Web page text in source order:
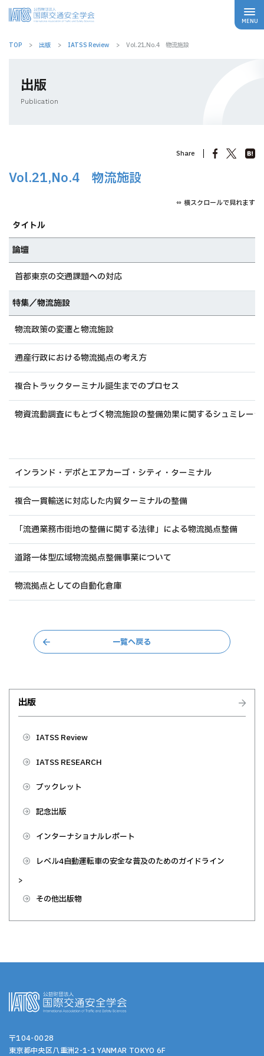
TOP 出版 IATSS Review Vol.21,No.4 物流施設
出版
Publication
出版
IATSS Review
IATSS RESEARCH
ブックレット
記念出版
インターナショナルレポート
レベル4自動運転車の安全な普及のためのガイドライン
>
その他出版物
Share
Vol.21,No.4 物流施設
⇔ 横スクロールで見れます
タイトル
論壇
首都東京の交通課題への対応
特集／物流施設
物流政策の変遷と物流施設
通産行政における物流拠点の考え方
複合トラックターミナル誕生までのプロセス
物資流動調査にもとづく物流施設の整備効果に関するシュミレー
インランド・デポとエアカーゴ・シティ・ターミナル
複合一貫輸送に対応した内貿ターミナルの整備
「流通業務市街地の整備に関する法律」による物流拠点整備
道路一体型広域物流拠点整備事業について
物流拠点としての自動化倉庫
一覧へ戻る
〒104-0028
東京都中央区八重洲2-1-1 YANMAR TOKYO 6F